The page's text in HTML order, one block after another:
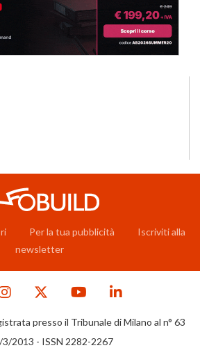
Per la tua pubblicità
Iscriviti alla
newsletter
presso il Tribunale di Milano al n° 63
3/2013 - ISSN 2282-2267